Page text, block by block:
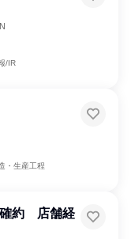
/IR
・生産工程
確約 店舗経